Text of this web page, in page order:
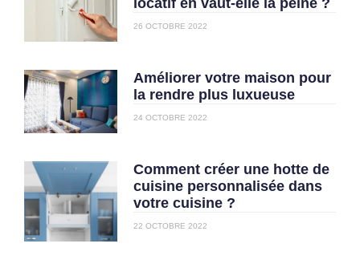
26 OCTOBRE 2022
Améliorer votre maison pour
la rendre plus luxueuse
24 OCTOBRE 2022
Comment créer une hotte de
cuisine personnalisée dans
votre cuisine ?
22 OCTOBRE 2022